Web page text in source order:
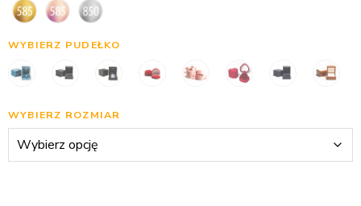
WYBIERZ PUDEŁKO
WYBIERZ ROZMIAR